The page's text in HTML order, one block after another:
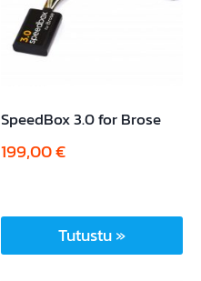
SpeedBox 3.0 for Brose
199,00€
Tutustu »